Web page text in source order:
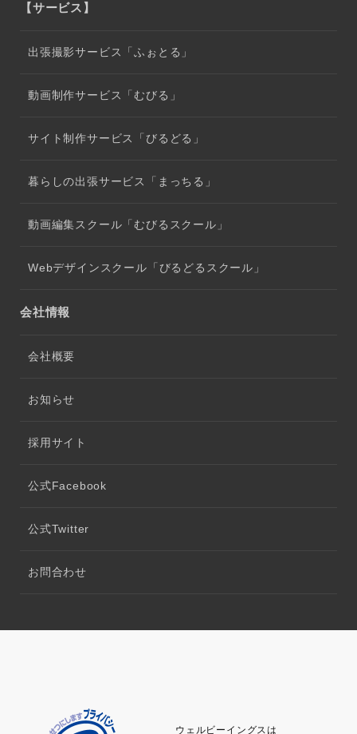
【サービス】
出張撮影サービス「ふぉとる」
動画制作サービス「むびる」
サイト制作サービス「びるどる」
暮らしの出張サービス「まっちる」
動画編集スクール「むびるスクール」
Webデザインスクール「びるどるスクール」
会社情報
会社概要
お知らせ
採用サイト
公式Facebook
公式Twitter
お問合わせ
ウェルビーイングスは